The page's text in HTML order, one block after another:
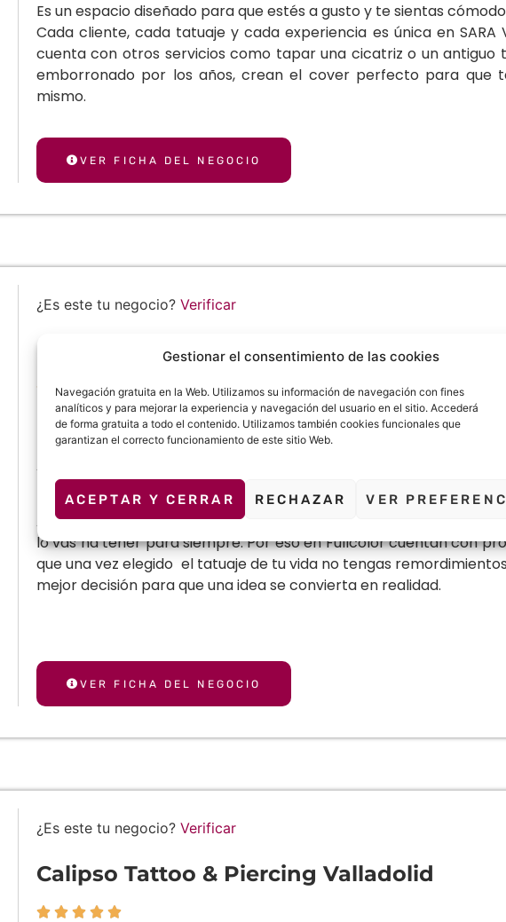
Gestionar el consentimiento de las cookies
Navegación gratuita en la Web. Utilizamos su información de navegación con fines
analíticos y para mejorar la experiencia y navegación del usuario en el sitio. Accederá
de forma gratuita a todo el contenido. Utilizamos también cookies funcionales que
garantizan el correcto funcionamiento de este sitio Web.
ACEPTAR Y CERRAR RECHAZAR VER
Es un espacio diseñado para que estés a gusto y te sientas
Cada cliente, cada tatuaje y cada experiencia es única en SARA
cuenta con otros servicios como tapar una cicatriz o un antiguo
emborronado por los años, crean el cover perfecto para que
mismo.
VER FICHA DEL NEGOCIO
¿Es este tu negocio? Verificar
Full Color Tattoo - Tatuajes & Piercing
    
Un estudio de tatuaje con casi 20 años de experiencia ubicados
Acibelas, 14, trabajan con los mejores profesionales del sector.
piercings , eliminación de tatuajes, implantes, micropigmentación,
A la hora de elegir un estudio o una persona para hacerte un
lo vas ha tener para siempre. Por eso en Fullcolor cuentan con
que una vez elegido el tatuaje de tu vida no tengas
mejor decisión para que una idea se convierta en realidad.
VER FICHA DEL NEGOCIO
¿Es este tu negocio? Verificar
Calipso Tattoo & Piercing Valladolid
    